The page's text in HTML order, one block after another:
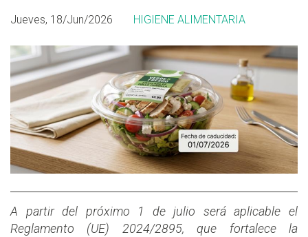
Jueves, 18/Jun/2026 HIGIENE ALIMENTARIA
A partir del próximo 1 de julio será aplicable el
Reglamento (UE) 2024/2895, que fortalece la